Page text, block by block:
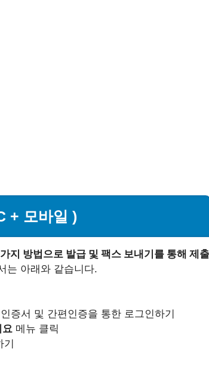
+ 모바일 )
지 방법으로 발급 및 팩스 보내기를 통해 제출
는 아래와 같습니다.
증서 및 간편인증을 통한 로그인하기
요 메뉴 클릭
기